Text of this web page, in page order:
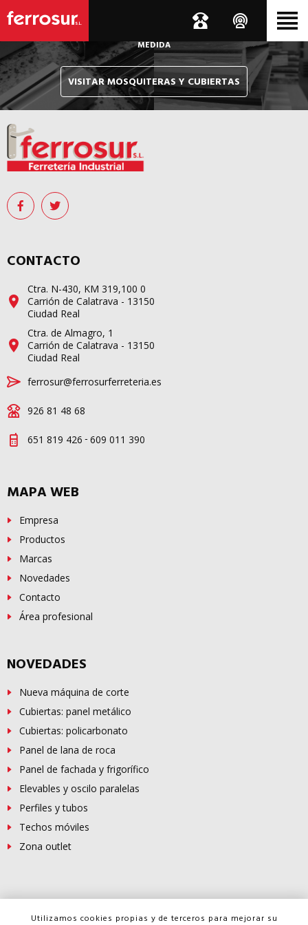
Le hacemos llegar, allí donde esté, y en tiempo récord,
sus pedidos de mosquiteras y sistemas de cubiertas confeccionados A
MEDIDA
VISITAR MOSQUITERAS Y CUBIERTAS
CONTACTO
Ctra. N-430, KM 319,100 0
Carrión de Calatrava - 13150
Ciudad Real
Ctra. de Almagro, 1
Carrión de Calatrava - 13150
Ciudad Real
ferrosur@ferrosurferreteria.es
926 81 48 68
651 819 426 - 609 011 390
MAPA WEB
Empresa
Productos
Marcas
Novedades
Contacto
Área profesional
NOVEDADES
Nueva máquina de corte
Cubiertas: panel metálico
Cubiertas: policarbonato
Panel de lana de roca
Panel de fachada y frigorífico
Elevables y oscilo paralelas
Perfiles y tubos
Techos móviles
Zona outlet
© Copyright - FERROSUR2026
Utilizamos cookies propias y de terceros para mejorar su